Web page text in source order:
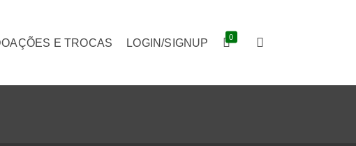
E TROCAS LOGIN/SIGNUP 0